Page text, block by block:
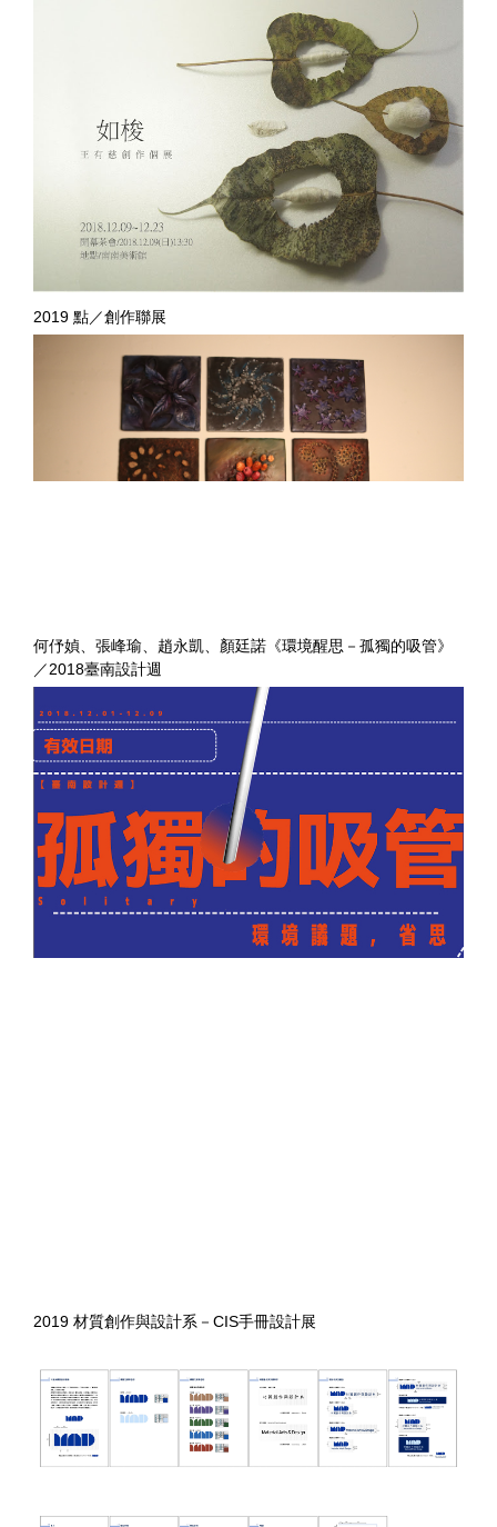
2019 點／創作聯展
何伃媜、張峰瑜、趙永凱、顏廷諾《環境醒思－孤獨的吸管》
／2018臺南設計週
2019 材質創作與設計系－CIS手冊設計展